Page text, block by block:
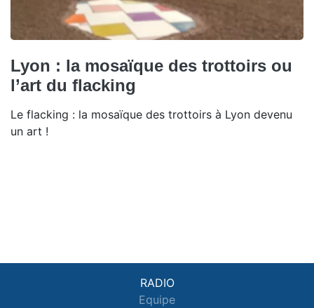
Lyon : la mosaïque des trottoirs ou
l’art du flacking
Le flacking : la mosaïque des trottoirs à Lyon devenu
un art !
RADIO
Equipe